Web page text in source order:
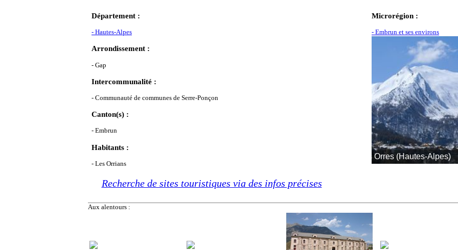
Département :
- Hautes-Alpes
Arrondissement :
- Gap
Intercommunalité :
- Communauté de communes de Serre-Ponçon
Canton(s) :
- Embrun
Habitants :
- Les Orrians
Recherche de sites touristiques via des infos précises
Microrégion :
- Embrun et ses environs
Lac de
Aux alentours :